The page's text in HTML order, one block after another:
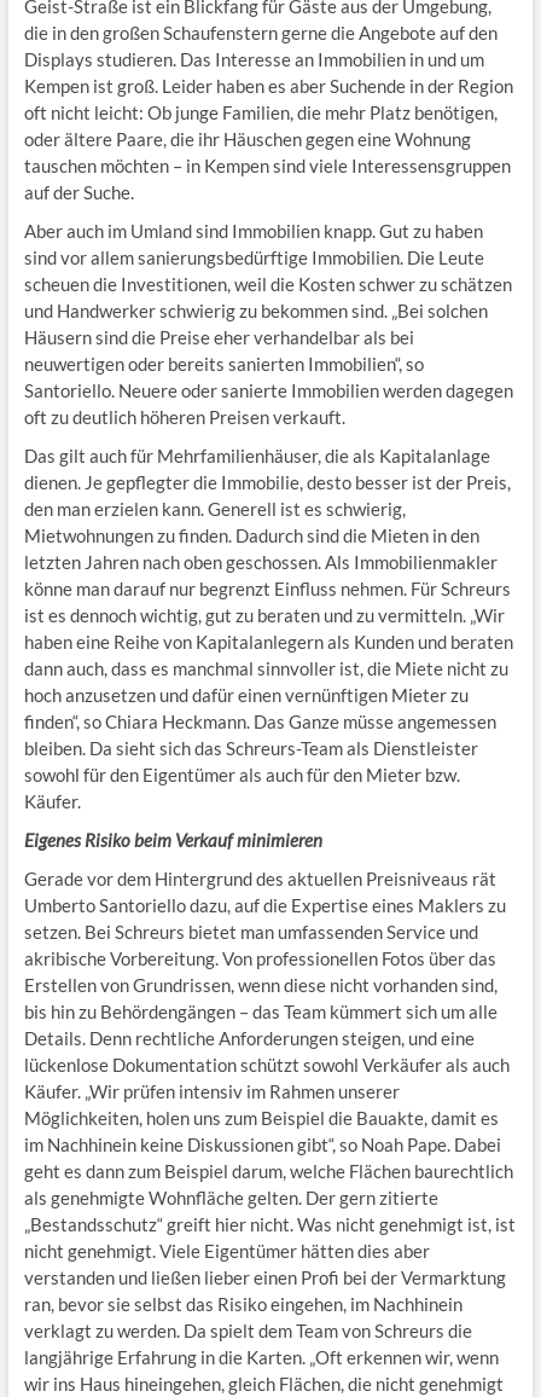
Geist-Straße ist ein Blickfang für Gäste aus der Umgebung,
die in den großen Schaufenstern gerne die Angebote auf den
Displays studieren. Das Interesse an Immobilien in und um
Kempen ist groß. Leider haben es aber Suchende in der Region
oft nicht leicht: Ob junge Familien, die mehr Platz benötigen,
oder ältere Paare, die ihr Häuschen gegen eine Wohnung
tauschen möchten – in Kempen sind viele Interessensgruppen
auf der Suche.
Aber auch im Umland sind Immobilien knapp. Gut zu haben
sind vor allem sanierungsbedürftige Immobilien. Die Leute
scheuen die Investitionen, weil die Kosten schwer zu schätzen
und Handwerker schwierig zu bekommen sind. „Bei solchen
Häusern sind die Preise eher verhandelbar als bei
neuwertigen oder bereits sanierten Immobilien“, so
Santoriello. Neuere oder sanierte Immobilien werden dagegen
oft zu deutlich höheren Preisen verkauft.
Das gilt auch für Mehrfamilienhäuser, die als Kapitalanlage
dienen. Je gepflegter die Immobilie, desto besser ist der Preis,
den man erzielen kann. Generell ist es schwierig,
Mietwohnungen zu finden. Dadurch sind die Mieten in den
letzten Jahren nach oben geschossen. Als Immobilienmakler
könne man darauf nur begrenzt Einfluss nehmen. Für Schreurs
ist es dennoch wichtig, gut zu beraten und zu vermitteln. „Wir
haben eine Reihe von Kapitalanlegern als Kunden und beraten
dann auch, dass es manchmal sinnvoller ist, die Miete nicht zu
hoch anzusetzen und dafür einen vernünftigen Mieter zu
finden“, so Chiara Heckmann. Das Ganze müsse angemessen
bleiben. Da sieht sich das Schreurs-Team als Dienstleister
sowohl für den Eigentümer als auch für den Mieter bzw.
Käufer.
Eigenes Risiko beim Verkauf minimieren
Gerade vor dem Hintergrund des aktuellen Preisniveaus rät
Umberto Santoriello dazu, auf die Expertise eines Maklers zu
setzen. Bei Schreurs bietet man umfassenden Service und
akribische Vorbereitung. Von professionellen Fotos über das
Erstellen von Grundrissen, wenn diese nicht vorhanden sind,
bis hin zu Behördengängen – das Team kümmert sich um alle
Details. Denn rechtliche Anforderungen steigen, und eine
lückenlose Dokumentation schützt sowohl Verkäufer als auch
Käufer. „Wir prüfen intensiv im Rahmen unserer
Möglichkeiten, holen uns zum Beispiel die Bauakte, damit es
im Nachhinein keine Diskussionen gibt“, so Noah Pape. Dabei
geht es dann zum Beispiel darum, welche Flächen baurechtlich
als genehmigte Wohnfläche gelten. Der gern zitierte
„Bestandsschutz“ greift hier nicht. Was nicht genehmigt ist, ist
nicht genehmigt. Viele Eigentümer hätten dies aber
verstanden und ließen lieber einen Profi bei der Vermarktung
ran, bevor sie selbst das Risiko eingehen, im Nachhinein
verklagt zu werden. Da spielt dem Team von Schreurs die
langjährige Erfahrung in die Karten. „Oft erkennen wir, wenn
wir ins Haus hineingehen, gleich Flächen, die nicht genehmigt